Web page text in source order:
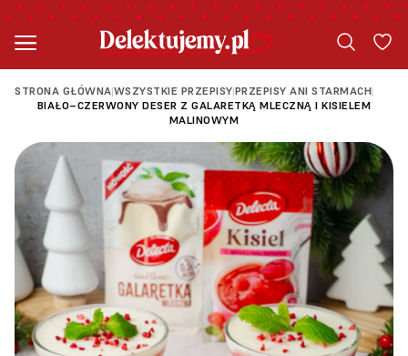
STRONA GŁÓWNA|WSZYSTKIE PRZEPISY|PRZEPISY ANI STARMACH|
BIAŁO–CZERWONY DESER Z GALARETKĄ MLECZNĄ I KISIELEM
MALINOWYM